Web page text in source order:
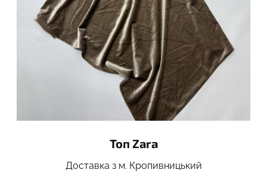
Топ Zara
Доставка з м. Кропивницький